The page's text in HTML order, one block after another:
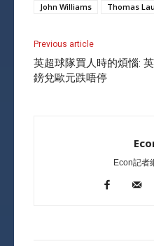
John Williams
Thomas
Previous article
英超球隊買人時的煩惱: 英
鎊兌歐元跌唔停
Econ記者